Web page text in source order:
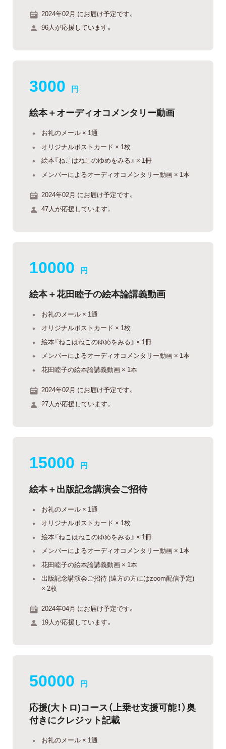
2024年02月 にお届け予定です。
96人が応援しています。
3000 円
絵本＋オーディオコメンタリー動画
お礼のメール × 1通
オリジナルポストカード × 1枚
絵本『ねこはねこのゆめをみる』 × 1冊
メンバーによるオーディオコメンタリー動画 × 1本
2024年02月 にお届け予定です。
47人が応援しています。
10000 円
絵本＋花田睦子の絵本論講義動画
お礼のメール × 1通
オリジナルポストカード × 1枚
絵本『ねこはねこのゆめをみる』 × 1冊
メンバーによるオーディオコメンタリー動画 × 1本
花田睦子の絵本論講義動画 × 1本
2024年02月 にお届け予定です。
27人が応援しています。
15000 円
絵本＋出版記念講演会ご招待
お礼のメール × 1通
オリジナルポストカード × 1枚
絵本『ねこはねこのゆめをみる』 × 1冊
メンバーによるオーディオコメンタリー動画 × 1本
花田睦子の絵本論講義動画 × 1本
出版記念講演会ご招待 (遠方の方にはzoom配信予定)
× 2枚
2024年04月 にお届け予定です。
19人が応援しています。
50000 円
応援(大トロ)コース（上乗せ支援可能！）奥
付きにクレジット記載
お礼のメール × 1通